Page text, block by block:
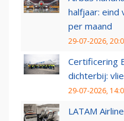
halfjaar: eind
per maand
29-07-2026,
Certificering
dichterbij:
29-07-2026,
LATAM